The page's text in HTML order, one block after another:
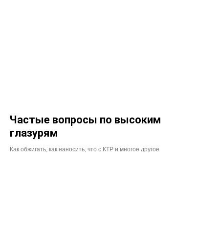
Частые вопросы по высоким
глазурям
Как обжигать, как наносить, что с КТР и многое другое